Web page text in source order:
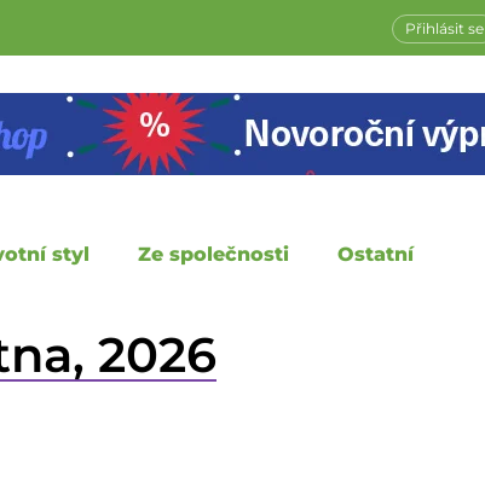
Přihlásit se
styl Ze společnosti Ostatní
2026